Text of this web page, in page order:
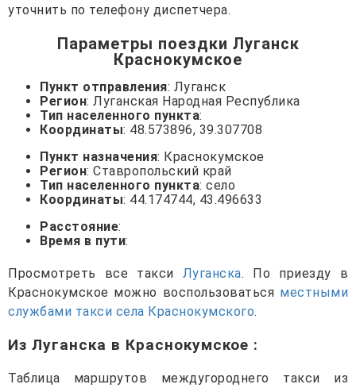
уточнить по телефону диспетчера.
Параметры поездки Луганск
Краснокумское
Пункт отправления: Луганск
Регион: Луганская Народная Республика
Тип населенного пункта:
Координаты: 48.573896, 39.307708
Пункт назначения: Краснокумское
Регион: Ставропольский край
Тип населенного пункта: село
Координаты: 44.174744, 43.496633
Расстояние:
Время в пути:
Просмотреть все такси Луганска. По приезду в
Краснокумское можно воспользоваться местными
службами такси села Краснокумского.
Из Луганска в Краснокумское :
Таблица маршрутов междугороднего такси из